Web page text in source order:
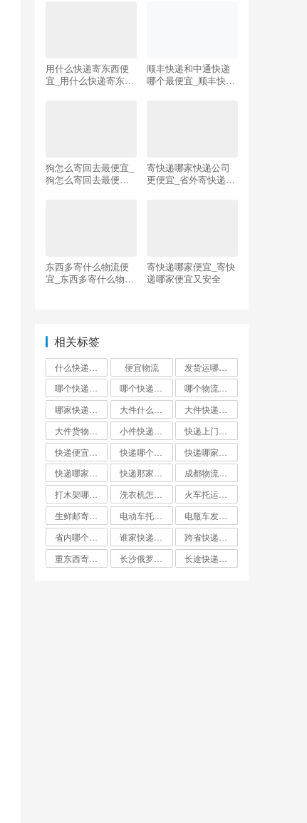
用什么快递寄东西便
宜_用什么快递寄东西
顺丰快递和中通快递
哪个最便宜_顺丰快递
狗怎么寄回去最便宜_
狗怎么寄回去最便宜
寄快递哪家快递公司
更便宜_省外寄快递哪
东西多寄什么物流便
宜_东西多寄什么物流
寄快递哪家便宜_寄快
递哪家便宜又安全
相关标签
便宜物流
哪个快递便宜
哪个快递最便宜?
哪个物流发货最便宜
快递哪家比较便宜又快
快递那家最便宜又安全
成都物流公司哪个最便宜